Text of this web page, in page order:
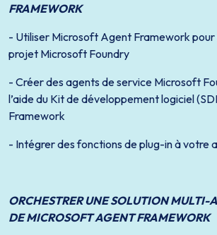
FRAMEWORK
- Utiliser Microsoft Agent Framework pour
projet Microsoft Foundry
- Créer des agents de service Microsoft
l’aide du Kit de développement logiciel
Framework
- Intégrer des fonctions de plug-in à votre
ORCHESTRER UNE SOLUTION MULTI-
DE MICROSOFT AGENT FRAMEWORK